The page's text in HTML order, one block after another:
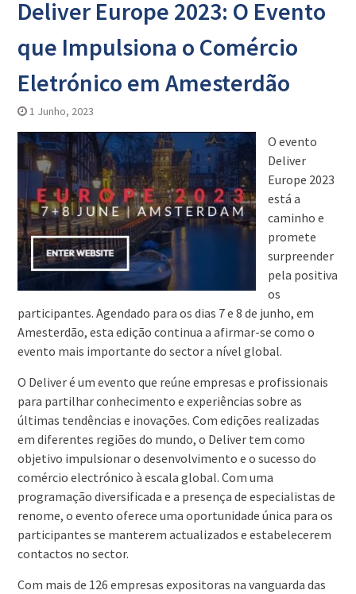
Deliver Europe 2023: O Evento
que Impulsiona o Comércio
Eletrónico em Amesterdão
1 Junho, 2023
O evento
Deliver
Europe 2023
está a
caminho e
promete
surpreender
pela positiva
os
participantes. Agendado para os dias 7 e 8 de junho, em
Amesterdão, esta edição continua a afirmar-se como o
evento mais importante do sector a nível global.
O Deliver é um evento que reúne empresas e profissionais
para partilhar conhecimento e experiências sobre as
últimas tendências e inovações. Com edições realizadas
em diferentes regiões do mundo, o Deliver tem como
objetivo impulsionar o desenvolvimento e o sucesso do
comércio electrónico à escala global. Com uma
programação diversificada e a presença de especialistas de
renome, o evento oferece uma oportunidade única para os
participantes se manterem actualizados e estabelecerem
contactos no sector.
Com mais de 126 empresas expositoras na vanguarda das